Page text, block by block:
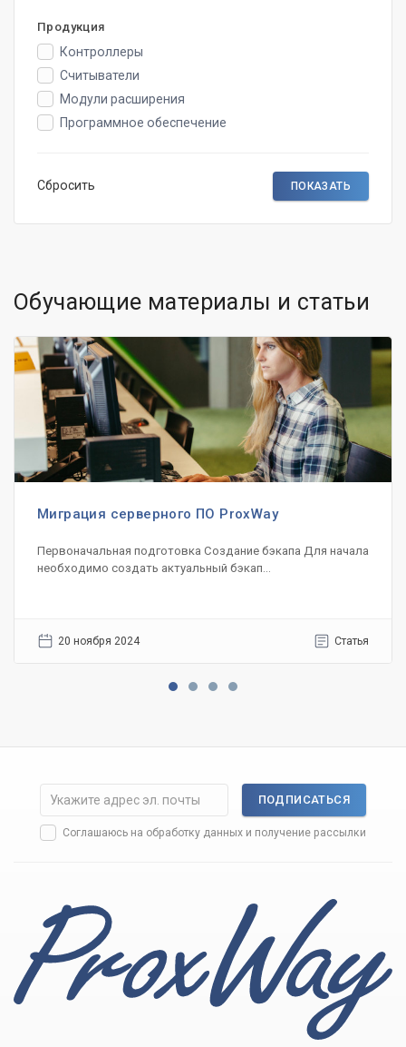
Продукция
Контроллеры
Считыватели
Модули расширения
Программное обеспечение
Сбросить
Обучающие материалы и статьи
Миграция серверного ПО ProxWay
Первоначальная подготовка Создание бэкапа Для начала
необходимо создать актуальный бэкап...
20 ноября 2024 Статья
ПОДПИСАТЬСЯ
Соглашаюсь на обработку данных и получение рассылки